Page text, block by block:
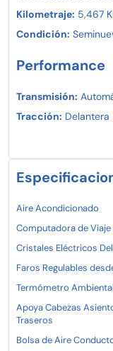
Kilometraje: 5,467
Condición:
Performance
Transmisión:
Tracción: Delantera
Aire Acondicionado
Computadora de Viaje
Cristales Eléctricos
Faros Regulables
Termómetro Ambiental
Apoya Cabezas
Traseros
Bolsa de Aire